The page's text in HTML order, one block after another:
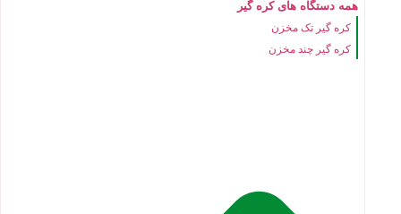
همه دستگاه های کره گیر
کره گیر تک مخزن
کره گیر چند مخزن